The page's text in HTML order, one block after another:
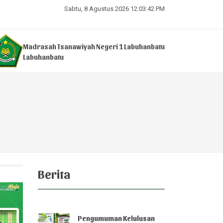
Sabtu, 8 Agustus 2026 12:03:42 PM
Madrasah Tsanawiyah Negeri 1 Labuhanbatu
Labuhanbatu
Berita
Pengumuman Kelulusan